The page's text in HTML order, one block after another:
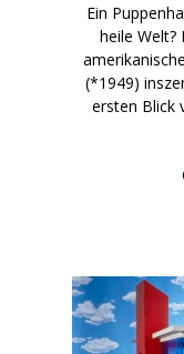
Ein
heile Welt?
(*1949)
ersten Blick